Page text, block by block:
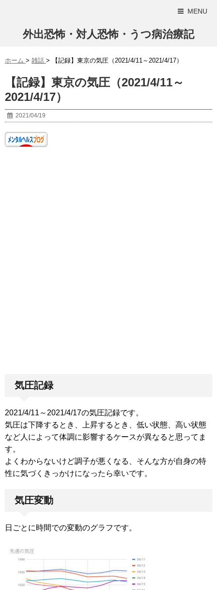
MENU
外出恐怖・対人恐怖・うつ病治療記
ホーム > 雑話 > 【記録】東京の気圧（2021/4/11～2021/4/17）
【記録】東京の気圧（2021/4/11～
2021/4/17）
2021/04/19
気圧記録
2021/4/11～2021/4/17の気圧記録です。
気圧は下降するとき、上昇するとき、低い状態、高い状態
など人によって体調に影響するケースが異なると思ってま
す。
よくわからないけど調子が悪くなる、そんな方が自身の特
性に気づくきっかけになったら幸いです。
気圧変動
日ごとに時間での変動のグラフです。